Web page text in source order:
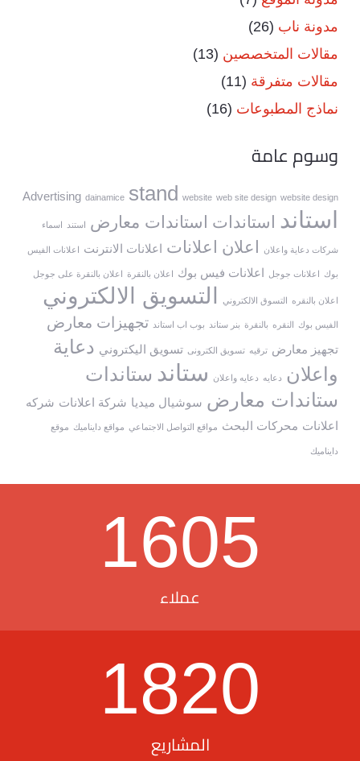
مدونة ناب (26)
مقالات المتخصصين (13)
مقالات متفرقة (11)
نماذج المطبوعات (16)
وسوم عامة
Advertising dainamice stand website web site design website design
استاند استاندات استاندات معارض استند اسماء
شركات دعاية واعلان اعلان اعلانات اعلانات الانترنت اعلانات الفيس
بوك اعلانات جوجل اعلانات فيس بوك اعلان بالنقرة اعلان بالنقرة على جوجل
اعلان بالنقره التسوق الالكتروني التسويق الالكتروني
الفيس بوك النقره بالنقرة بنر ستاند بوب اب استاند تجهيزات معارض
تجهيز معارض ترقيه تسويق الكترونى تسويق اليكتروني دعاية
واعلان دعايه دعايه واعلان ستاند ستاندات
ستاندات معارض سوشيال ميديا شركة اعلانات شركه
اعلانات محركات البحث مواقع التواصل الاجتماعي مواقع دايناميك موقع
دايناميك
1605
عملاء
1820
المشاريع